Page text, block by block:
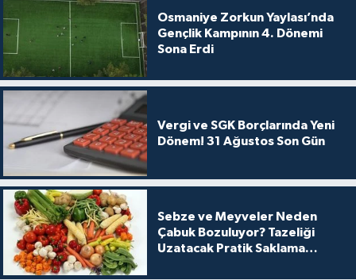
Osmaniye Zorkun Yaylası’nda
Gençlik Kampının 4. Dönemi
Sona Erdi
Vergi ve SGK Borçlarında Yeni
Dönem! 31 Ağustos Son Gün
Sebze ve Meyveler Neden
Çabuk Bozuluyor? Tazeliği
Uzatacak Pratik Saklama